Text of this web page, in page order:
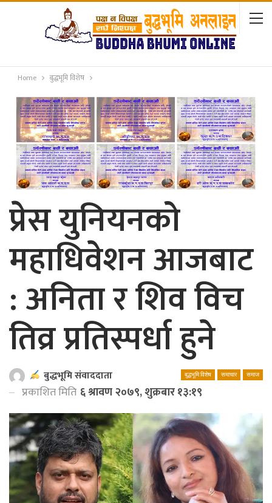
Home बुद्धभूमि विशेष
प्रेस युनियनको
महाधिवेशन आजबाट
: अनिता र शिव विच
तिव्र प्रतिस्पर्धा हुने
बुद्धभूमि विशेष समाचार समाज
बुद्धभूमि संवाददाता
प्रकाशित मिति ६ श्रावण २०७९, शुक्रबार १३:१९